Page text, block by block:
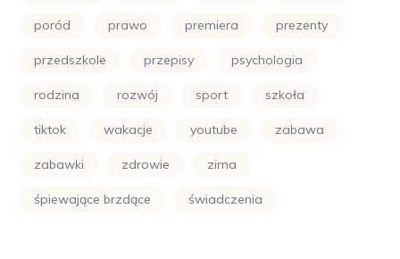
poród prawo premiera prezenty
przedszkole przepisy psychologia
rodzina rozwój sport szkoła
tiktok wakacje youtube zabawa
zabawki zdrowie zima
śpiewające brzdące świadczenia